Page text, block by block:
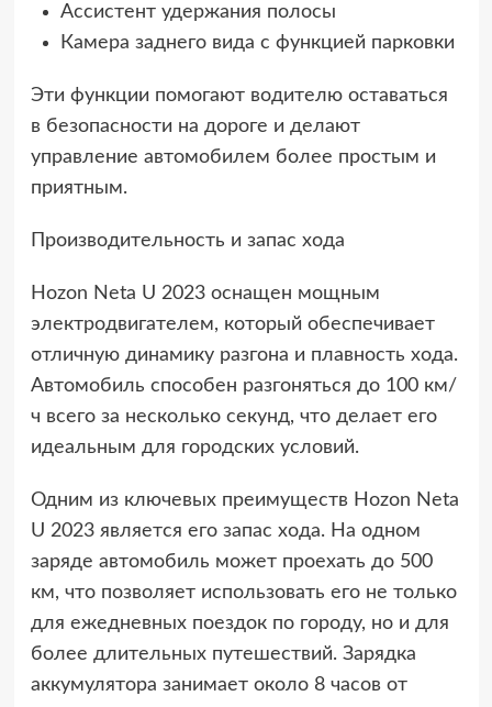
Ассистент удержания полосы
Камера заднего вида с функцией парковки
Эти функции помогают водителю оставаться
в безопасности на дороге и делают
управление автомобилем более простым и
приятным.
Производительность и запас хода
Hozon Neta U 2023 оснащен мощным
электродвигателем, который обеспечивает
отличную динамику разгона и плавность хода.
Автомобиль способен разгоняться до 100 км/
ч всего за несколько секунд, что делает его
идеальным для городских условий.
Одним из ключевых преимуществ Hozon Neta
U 2023 является его запас хода. На одном
заряде автомобиль может проехать до 500
км, что позволяет использовать его не только
для ежедневных поездок по городу, но и для
более длительных путешествий. Зарядка
аккумулятора занимает около 8 часов от